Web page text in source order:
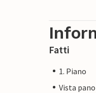
Fatti
1. Piano
Vista